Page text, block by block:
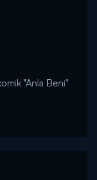
"Anla Beni"